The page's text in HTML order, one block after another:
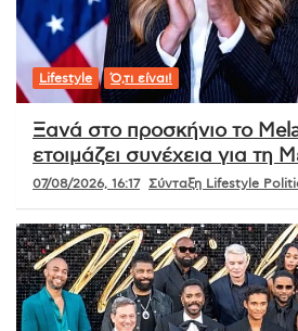
Lifestyle Ό,τι είναι!
Ξανά στο προσκήνιο το
ετοιμάζει συνέχεια για τη
07/08/2026, 16:17 Σύνταξη Lifestyle